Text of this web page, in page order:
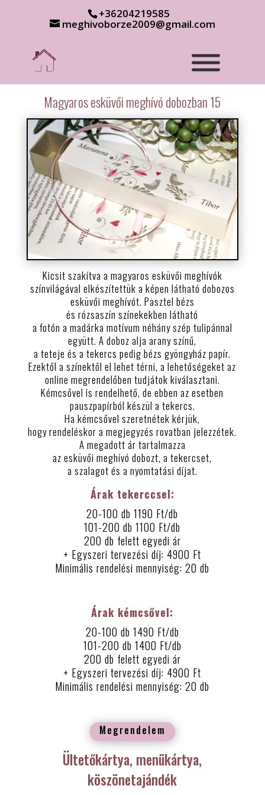
+36204219585
meghivoborze2009@gmail.com
Magyaros esküvői meghívó dobozban 15
Kicsit szakítva a magyaros esküvői meghívók
színvilágával elkészítettük a képen látható dobozos
esküvői meghívót. Pasztel bézs
és rózsaszín színekekben látható
a fotón a madárka motívum néhány szép tulipánnal
együtt. A doboz alja arany színű,
a teteje és a tekercs pedig bézs gyöngyház papír.
Ezektől a színektől el lehet térni, a lehetőségeket az
online megrendelőben tudjátok kiválasztani.
Kémcsővel is rendelhető, de ebben az esetben
pauszpapírból készül a tekercs.
Ha kémcsővel szeretnétek kérjük,
hogy rendeléskor a megjegyzés rovatban jelezzétek.
A megadott ár tartalmazza
az esküvői meghívó dobozt, a tekercset,
a szalagot és a nyomtatási díjat.
Árak tekerccsel:
20-100 db 1190 Ft/db
101-200 db 1100 Ft/db
200 db felett egyedi ár
+ Egyszeri tervezési díj: 4900 Ft
Minimális rendelési mennyiség: 20 db
Árak kémcsővel:
20-100 db 1490 Ft/db
101-200 db 1400 Ft/db
200 db felett egyedi ár
+ Egyszeri tervezési díj: 4900 Ft
Minimális rendelési mennyiség: 20 db
Megrendelem
Ültetőkártya, menükártya,
köszönetajándék